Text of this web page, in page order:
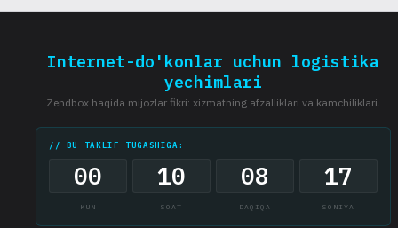
prover'te spisok.
Internet-do'konlar uchun logistika
yechimlari
Zendbox haqida mijozlar fikri: xizmatning afzalliklari va kamchiliklari.
// BU TAKLIF TUGASHIGA:
00
KUN
10
SOAT
08
DAQIQA
17
SONIYA